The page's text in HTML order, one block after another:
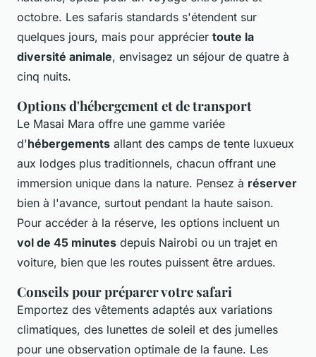
octobre. Les safaris standards s'étendent sur
quelques jours, mais pour apprécier toute la
diversité animale, envisagez un séjour de quatre à
cinq nuits.
Options d'hébergement et de transport
Le Masai Mara offre une gamme variée
d'hébergements allant des camps de tente luxueux
aux lodges plus traditionnels, chacun offrant une
immersion unique dans la nature. Pensez à réserver
bien à l'avance, surtout pendant la haute saison.
Pour accéder à la réserve, les options incluent un
vol de 45 minutes depuis Nairobi ou un trajet en
voiture, bien que les routes puissent être ardues.
Conseils pour préparer votre safari
Emportez des vêtements adaptés aux variations
climatiques, des lunettes de soleil et des jumelles
pour une observation optimale de la faune. Les